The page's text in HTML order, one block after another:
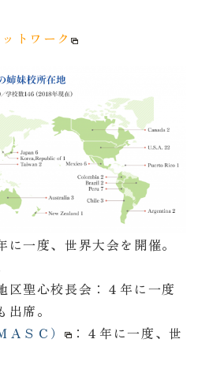
トワーク
に一度、世界大会を開催。
区聖心校長会：４年に一度
席。
ＡＳＣ）
：４年に一度、世